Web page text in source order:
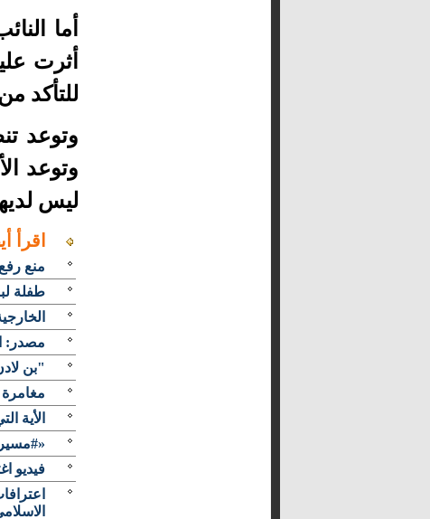
أما
أثرت
للتأكد
وتوعد
وتوعد
ليس
اقرأ
منع
طفلة
مصدر:
"بن
الأية
فيديو